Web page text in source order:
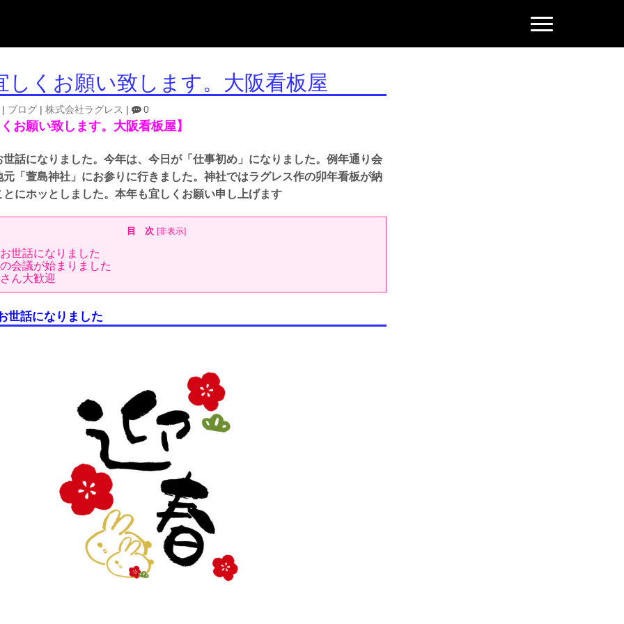
N
a
しくお願い致します。大阪看板屋
ブログ 株式会社ラグレス 0
お願い致します。大阪看板屋】
話になりました。今年は、今日が「仕事初め」になりました。例年通り会
「萱島神社」にお参りに行きました。神社ではラグレス作の卯年看板が納
にホッとしました。本年も宜しくお願い申し上げます
目 次 [非表示]
世話になりました
会議が始まりました
ん大歓迎
世話になりました